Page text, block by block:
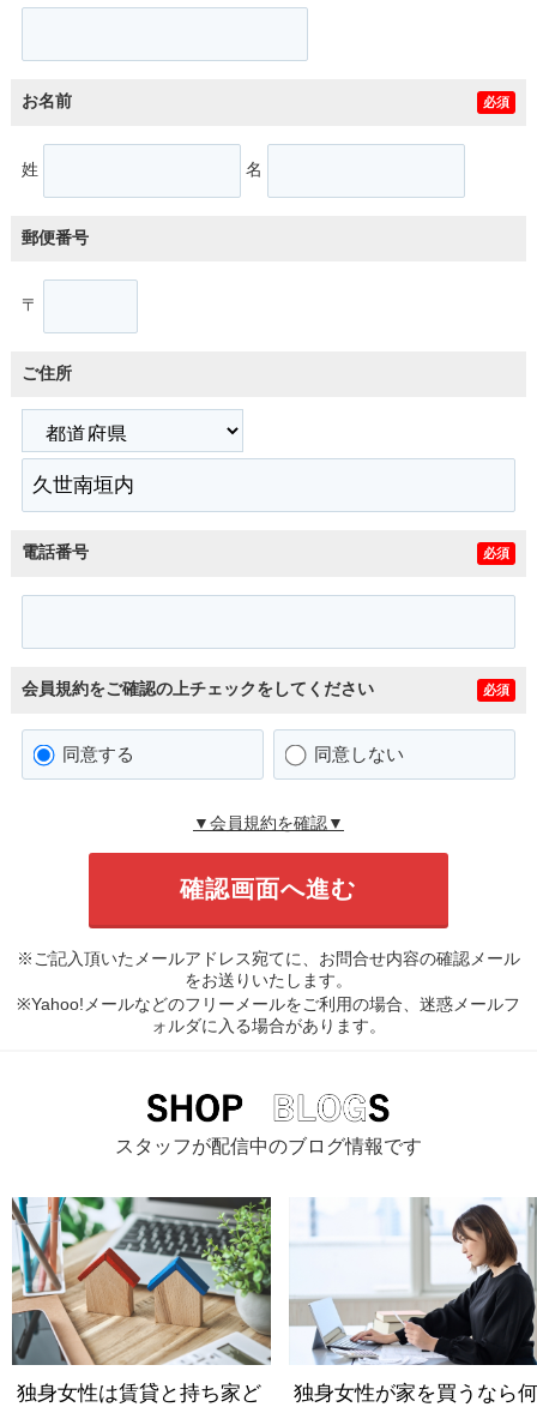
お名前 必須
姓 名
郵便番号
〒
ご住所
電話番号 必須
会員規約をご確認の上チェックをしてください 必須
同意する 同意しない
▼会員規約を確認▼
※ご記入頂いたメールアドレス宛てに、お問合せ内容の確認メール
をお送りいたします。
※Yahoo!メールなどのフリーメールをご利用の場合、迷惑メールフ
ォルダに入る場合があります。
スタッフが配信中のブログ情報です